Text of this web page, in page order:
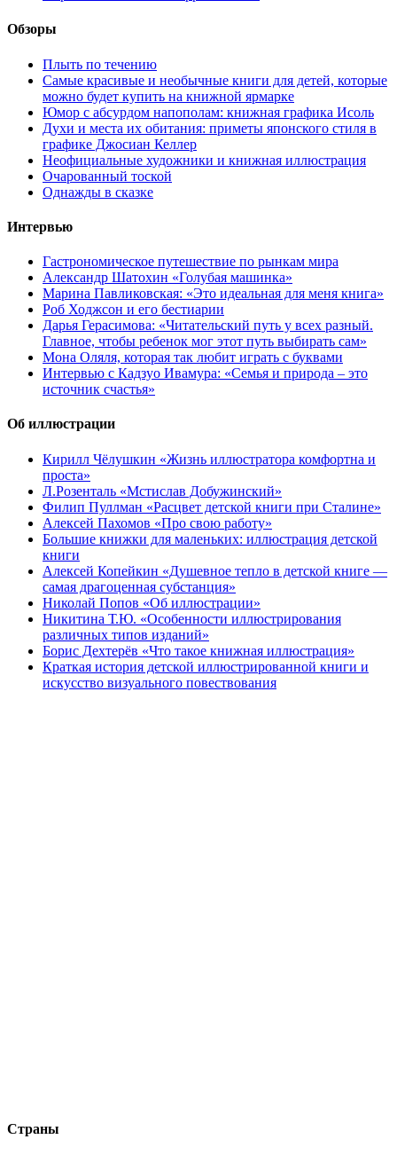
Обзоры
Плыть по течению
Самые красивые и необычные книги для детей, которые
можно будет купить на книжной ярмарке
Юмор с абсурдом напополам: книжная графика Исоль
Духи и места их обитания: приметы японского стиля в
графике Джосиан Келлер
Неофициальные художники и книжная иллюстрация
Очарованный тоской
Однажды в сказке
Интервью
Гастрономическое путешествие по рынкам мира
Александр Шатохин «Голубая машинка»
Марина Павликовская: «Это идеальная для меня книга»
Роб Ходжсон и его бестиарии
Дарья Герасимова: «Читательский путь у всех разный.
Главное, чтобы ребенок мог этот путь выбирать сам»
Мона Оляля, которая так любит играть с буквами
Интервью с Кадзуо Ивамура: «Семья и природа – это
источник счастья»
Об иллюстрации
Кирилл Чёлушкин «Жизнь иллюстратора комфортна и
проста»
Л.Розенталь «Мстислав Добужинский»
Филип Пуллман «Расцвет детской книги при Сталине»
Алексей Пахомов «Про свою работу»
Большие книжки для маленьких: иллюстрация детской
книги
Алексей Копейкин «Душевное тепло в детской книге —
самая драгоценная субстанция»
Николай Попов «Об иллюстрации»
Никитина Т.Ю. «Особенности иллюстрирования
различных типов изданий»
Борис Дехтерёв «Что такое книжная иллюстрация»
Краткая история детской иллюстрированной книги и
искусство визуального повествования
Страны